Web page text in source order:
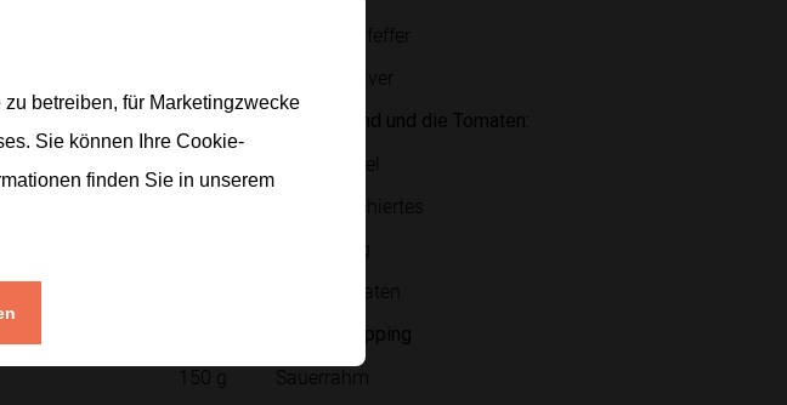
Salz und Pfeffer
Paprikapulver
Für das Rind und die Tomaten:
rote Zwiebel
Rinderfaschiertes
Kirschtomaten
Für das Topping
150 g
Sauerrahm
betreiben, für Marketingzwecke
Sie können Ihre Cookie-
finden Sie in unserem